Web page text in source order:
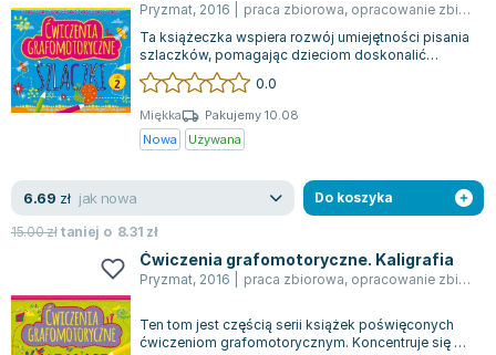
Katarzyna Miller
Antoine de Saint Exupery
Lew Tołstoj
Mark Twain
ks. Piotr Pawlukiewicz
Jarosław Sokołowski
Piotr Latocha
Michael Scott
Piotr Semka
Jarosław Iwaszkiewicz
Pryzmat, 2016 praca zbiorowa, opracowanie zbiorowe
Ta książeczka wspiera rozwój umiejętności pisania
szlaczków, pomagając dzieciom doskonalić
precyzję motoryki małej oraz koordynacj...
0.0
Miękka
Pakujemy 10.08
Nowa
Używana
6.69 zł jak nowa
15.00złtaniej o 8.31 zł
Do koszyka
Ćwiczenia grafomotoryczne. Kaligrafia
Pryzmat, 2016 praca zbiorowa, opracowanie zbiorowe
Ten tom jest częścią serii książek poświęconych
ćwiczeniom grafomotorycznym. Koncentruje się na